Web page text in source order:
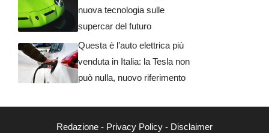
nuova tecnologia sulle
supercar del futuro
Questa è l’auto elettrica più
venduta in Italia: la Tesla non
può nulla, nuovo riferimento
Redazione - Privacy Policy - Disclaimer